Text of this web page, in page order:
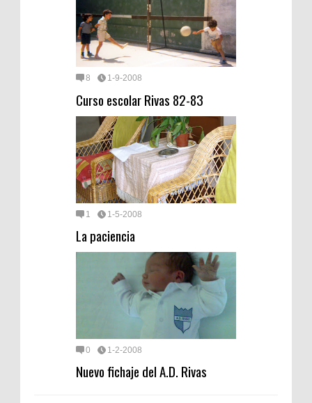
8 1-9-2008
Curso escolar Rivas 82-83
1 1-5-2008
La paciencia
0 1-2-2008
Nuevo fichaje del A.D. Rivas